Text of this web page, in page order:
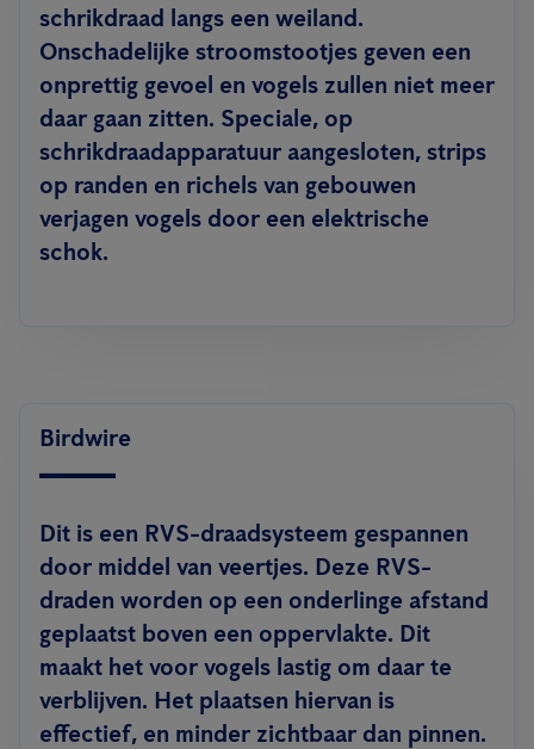
schrikdraad langs een weiland.
Onschadelijke stroomstootjes geven een
onprettig gevoel en vogels zullen niet meer
daar gaan zitten. Speciale, op
schrikdraadapparatuur aangesloten, strips
op randen en richels van gebouwen
verjagen vogels door een elektrische
schok.
Birdwire
Dit is een RVS-draadsysteem gespannen
door middel van veertjes. Deze RVS-
draden worden op een onderlinge afstand
geplaatst boven een oppervlakte. Dit
maakt het voor vogels lastig om daar te
verblijven. Het plaatsen hiervan is
effectief, en minder zichtbaar dan pinnen.